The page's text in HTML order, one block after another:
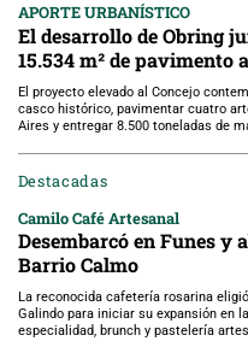
APORTE URBANÍSTICO
El desarrollo de Obring
15.534 m² de pavimento
El proyecto elevado al Concejo
casco histórico, pavimentar cuatro
Aires y entregar 8.500 toneladas de
Destacadas
Camilo Café Artesanal
Desembarcó en Funes y
Barrio Calmo
La reconocida cafetería rosarina
Galindo para iniciar su expansión en
especialidad, brunch y pastelería